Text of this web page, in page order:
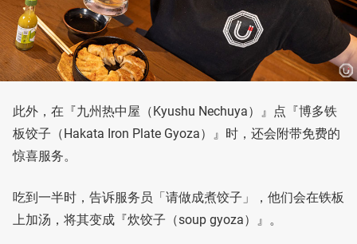
此外，在『九州热中屋（Kyushu Nechuya）』点『博多铁
板饺子（Hakata Iron Plate Gyoza）』时，还会附带免费的
惊喜服务。
吃到一半时，告诉服务员「请做成煮饺子」，他们会在铁板
上加汤，将其变成『炊饺子（soup gyoza）』。